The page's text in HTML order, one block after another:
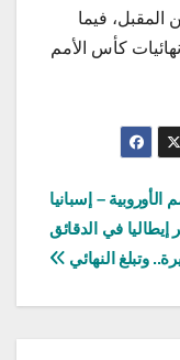
المقبل، فيما
كأس الأمم
الأوروبية – إسبانيا
إيطاليا في الدقائق
وتبلغ النهائي